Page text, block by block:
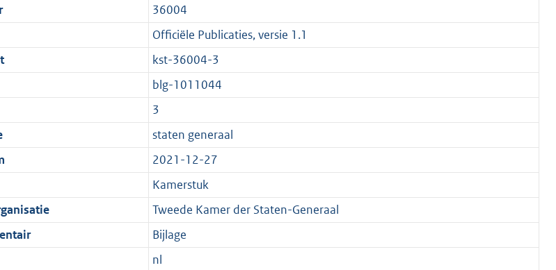
r
t
K
g
t
1
36004
Officiële Publicaties, versie 1.1
kst-36004-3
blg-1011044
3
staten generaal
2021-12-27
Kamerstuk
Tweede Kamer der Staten-Generaal
Bijlage
nl